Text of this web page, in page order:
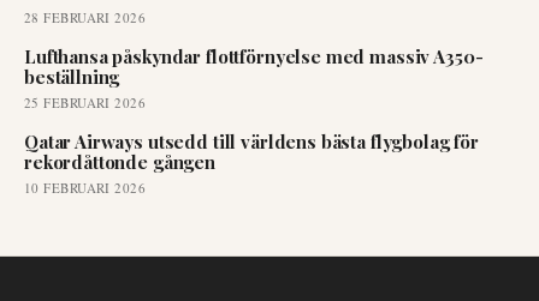
28 FEBRUARI 2026
Lufthansa påskyndar flottförnyelse med massiv A350-
beställning
25 FEBRUARI 2026
Qatar Airways utsedd till världens bästa flygbolag för
rekordåttonde gången
10 FEBRUARI 2026